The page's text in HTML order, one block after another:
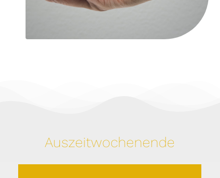
Auszeitwochenende